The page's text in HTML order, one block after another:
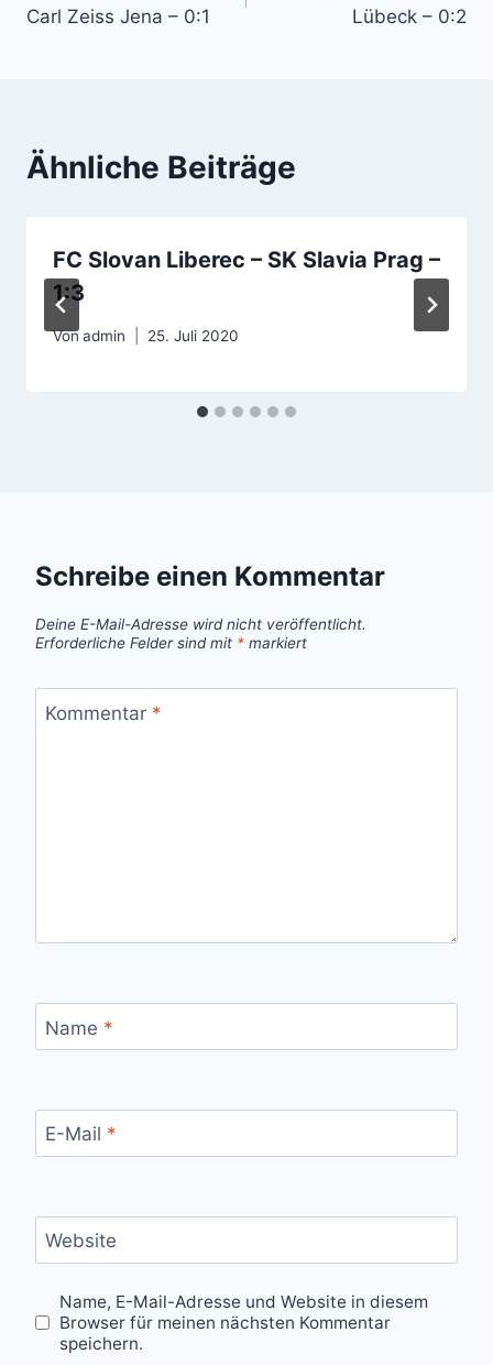
Carl Zeiss Jena – 0:1
Lübeck – 0:2
Ähnliche Beiträge
FC Slovan Liberec – SK Slavia Prag –
1:3
Vonadmin 25. Juli 2020
Schreibe einen Kommentar
Deine E-Mail-Adresse wird nicht veröffentlicht.
Erforderliche Felder sind mit * markiert
Kommentar *
Name *
E-Mail *
Website
Name, E-Mail-Adresse und Website in diesem
Browser für meinen nächsten Kommentar
speichern.